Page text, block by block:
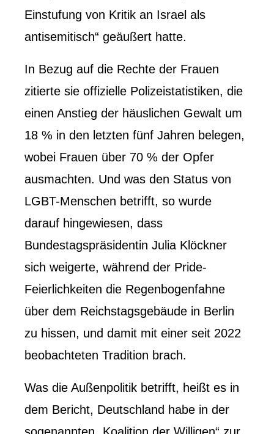
Einstufung von Kritik an Israel als
antisemitisch“ geäußert hatte.
In Bezug auf die Rechte der Frauen
zitierte sie offizielle Polizeistatistiken, die
einen Anstieg der häuslichen Gewalt um
18 % in den letzten fünf Jahren belegen,
wobei Frauen über 70 % der Opfer
ausmachten. Und was den Status von
LGBT-Menschen betrifft, so wurde
darauf hingewiesen, dass
Bundestagspräsidentin Julia Klöckner
sich weigerte, während der Pride-
Feierlichkeiten die Regenbogenfahne
über dem Reichstagsgebäude in Berlin
zu hissen, und damit mit einer seit 2022
beobachteten Tradition brach.
Was die Außenpolitik betrifft, heißt es in
dem Bericht, Deutschland habe in der